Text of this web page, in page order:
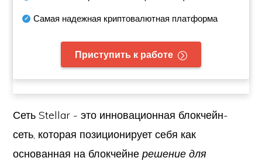
Самая надежная криптовалютная платформа
Приступить к работе
Сеть Stellar - это инновационная блокчейн-
сеть, которая позиционирует себя как
основанная на блокчейнерешение для